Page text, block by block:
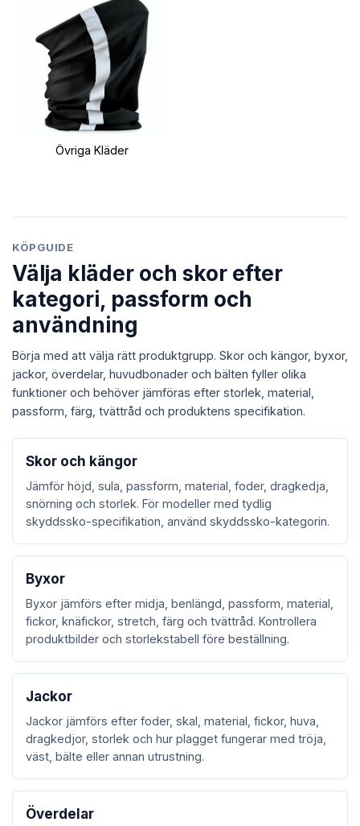
Övriga Kläder
KÖPGUIDE
Välja kläder och skor efter
kategori, passform och
användning
Börja med att välja rätt produktgrupp. Skor och kängor, byxor,
jackor, överdelar, huvudbonader och bälten fyller olika
funktioner och behöver jämföras efter storlek, material,
passform, färg, tvättråd och produktens specifikation.
Skor och kängor
Jämför höjd, sula, passform, material, foder, dragkedja,
snörning och storlek. För modeller med tydlig
skyddssko-specifikation, använd skyddssko-kategorin.
Byxor
Byxor jämförs efter midja, benlängd, passform, material,
fickor, knäfickor, stretch, färg och tvättråd. Kontrollera
produktbilder och storlekstabell före beställning.
Jackor
Jackor jämförs efter foder, skal, material, fickor, huva,
dragkedjor, storlek och hur plagget fungerar med tröja,
väst, bälte eller annan utrustning.
Överdelar